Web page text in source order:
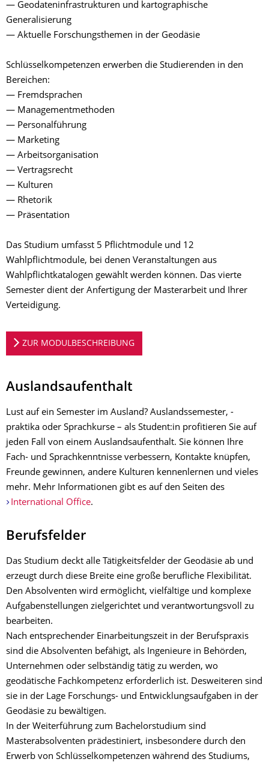
— Geodateninfrastrukturen und kartographische
Generalisierung
— Aktuelle Forschungsthemen in der Geodäsie
Schlüsselkompetenzen erwerben die Studierenden in den
Bereichen:
— Fremdsprachen
— Managementmethoden
— Personalführung
— Marketing
— Arbeitsorganisation
— Vertragsrecht
— Kulturen
— Rhetorik
— Präsentation
Das Studium umfasst 5 Pflichtmodule und 12
Wahlpflichtmodule, bei denen Veranstaltungen aus
Wahlpflichtkatalogen gewählt werden können. Das vierte
Semester dient der Anfertigung der Masterarbeit und Ihrer
Verteidigung.
ZUR MODULBESCHREIBUNG
Auslandsaufenthalt
Lust auf ein Semester im Ausland? Auslandssemester, -
praktika oder Sprachkurse – als Student:in profitieren Sie auf
jeden Fall von einem Auslandsaufenthalt. Sie können Ihre
Fach- und Sprachkenntnisse verbessern, Kontakte knüpfen,
Freunde gewinnen, andere Kulturen kennenlernen und vieles
mehr. Mehr Informationen gibt es auf den Seiten des
International Office.
Berufsfelder
Das Studium deckt alle Tätigkeitsfelder der Geodäsie ab und
erzeugt durch diese Breite eine große berufliche Flexibilität.
Den Absolventen wird ermöglicht, vielfältige und komplexe
Aufgabenstellungen zielgerichtet und verantwortungsvoll zu
bearbeiten.
Nach entsprechender Einarbeitungszeit in der Berufspraxis
sind die Absolventen befähigt, als Ingenieure in Behörden,
Unternehmen oder selbständig tätig zu werden, wo
geodätische Fachkompetenz erforderlich ist. Desweiteren sind
sie in der Lage Forschungs- und Entwicklungsaufgaben in der
Geodäsie zu bewältigen.
In der Weiterführung zum Bachelorstudium sind
Masterabsolventen prädestiniert, insbesondere durch den
Erwerb von Schlüsselkompetenzen während des Studiums,